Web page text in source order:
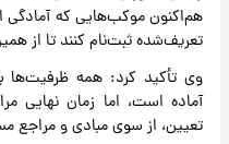
هم‌اکنون موکب‌هایی که آمادگی
تعریف‌شده ثبت‌نام کنند تا از
وی تأکید کرد: همه ظرفیت‌ها
آماده است، اما زمان
تعیین، از سوی مبادی و مراجع